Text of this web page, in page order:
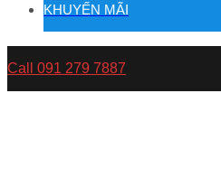
KHUYẾN MÃI
Call 091 279 7887